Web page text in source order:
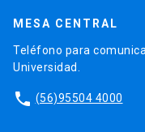
MESA CENTRAL
Teléfono para
Universidad.
phone (56)95504 4000